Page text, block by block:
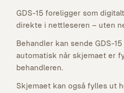
GDS-15 foreligger som
direkte i nettleseren – uten
Behandler kan sende GDS-
automatisk når skjemaet er
behandleren.
Skjemaet kan også fylles ut